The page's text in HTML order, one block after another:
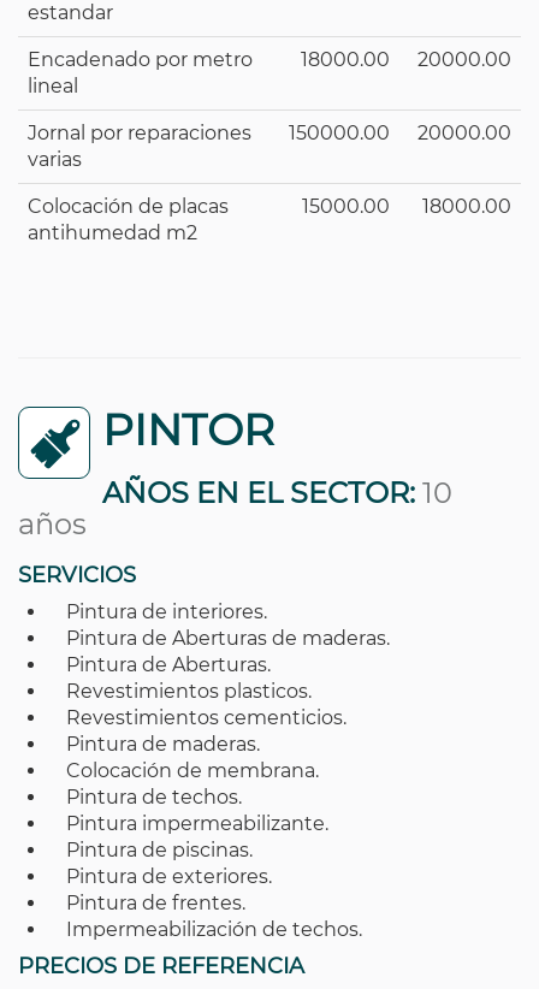
estandar
Encadenado por metro
lineal
18000.00 20000.00
Jornal por reparaciones
varias
150000.00 20000.00
Colocación de placas
antihumedad m2
15000.00 18000.00
PINTOR
AÑOS EN EL SECTOR: 10
años
SERVICIOS
Pintura de interiores.
Pintura de Aberturas de maderas.
Pintura de Aberturas.
Revestimientos plasticos.
Revestimientos cementicios.
Pintura de maderas.
Colocación de membrana.
Pintura de techos.
Pintura impermeabilizante.
Pintura de piscinas.
Pintura de exteriores.
Pintura de frentes.
Impermeabilización de techos.
PRECIOS DE REFERENCIA